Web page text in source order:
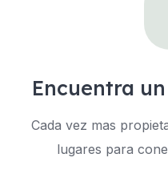
Encuentra
Cada vez mas
lugares para